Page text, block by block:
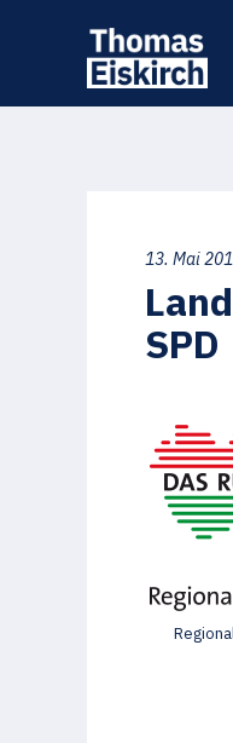
13. Mai
SPD